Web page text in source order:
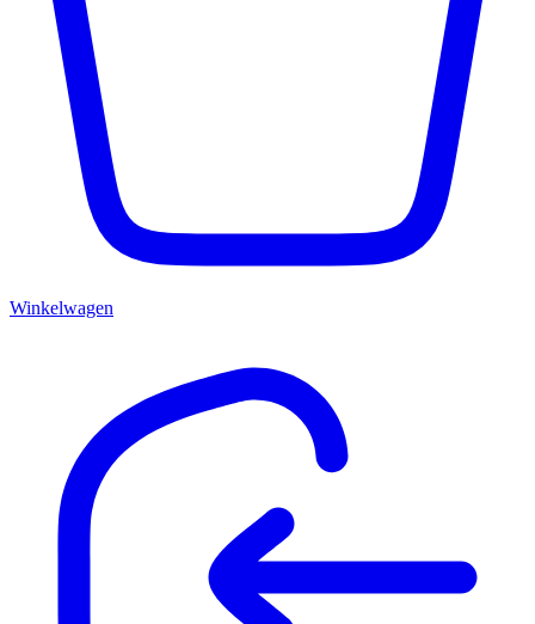
Winkelwagen